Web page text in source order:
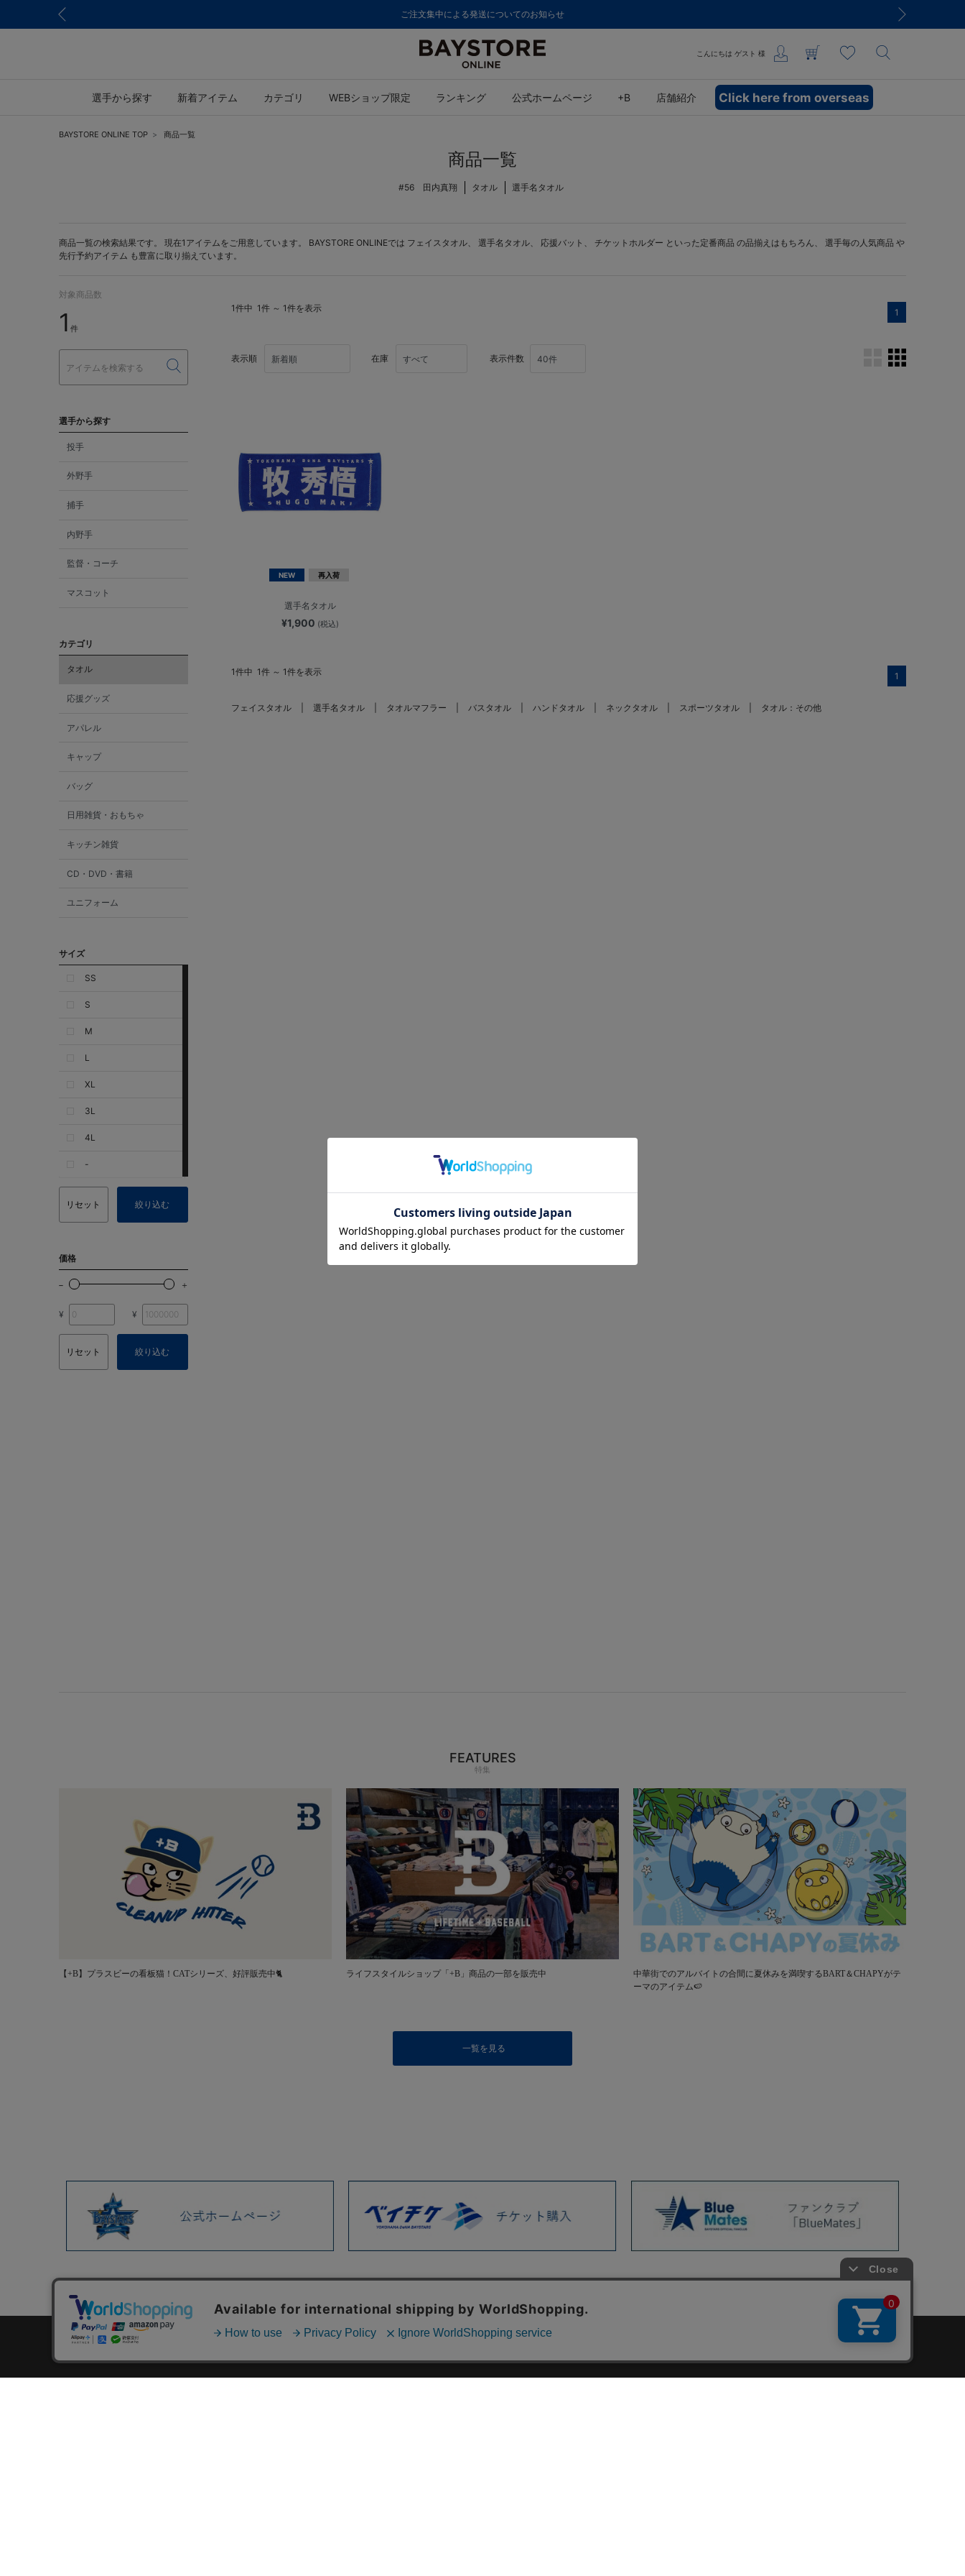
ご注文集中による発送についてのお知らせ
こんにちは ゲスト 様
選手から探す 新着アイテム カテゴリ WEBショップ限定 ランキング 公式ホームページ +B 店舗紹介 Click here from overseas
BAYSTORE ONLINE TOP 商品一覧
商品一覧
#56 田内真翔 タオル 選手名タオル
商品一覧の検索結果です。 現在1アイテムをご用意しています。 BAYSTORE ONLINEでは フェイスタオル、 選手名タオル、 応援バット 、 チケットホルダー といった定番商品 の品揃えはもちろん、 選手毎の人気商品 や
先行予約アイテム も豊富に取り揃えています。
対象商品数
1 件
選手から探す
投手
外野手
捕手
内野手
監督・コーチ
マスコット
カテゴリ
タオル
応援グッズ
アパレル
キャップ
バッグ
日用雑貨・おもちゃ
キッチン雑貨
CD・DVD・書籍
ユニフォーム
サイズ
SS
S
M
L
XL
3L
4L
-
リセット 絞り込む
価格
¥ ¥
リセット 絞り込む
1件中 1件 ～ 1件を表示 1
表示順 在庫 表示件数
NEW 再入荷
選手名タオル
¥1,900 (税込)
1件中 1件 ～ 1件を表示 1
フェイスタオル 選手名タオル タオルマフラー バスタオル ハンドタオル ネックタオル スポーツタオル タオル：その他
FEATURES
特集
【+B】プラスビーの看板猫！CATシリーズ、好評販売中🐈 ライフスタイルショップ「+B」商品の一部を販売中
中華街でのアルバイトの合間に夏休みを満喫するBART＆CHAPYがテ
ーマのアイテム🍉
一覧を見る